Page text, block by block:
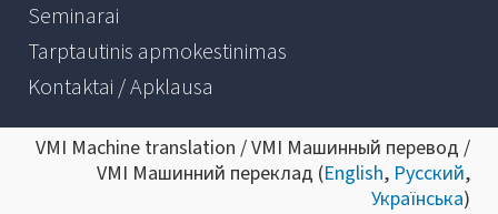
Seminarai
Tarptautinis apmokestinimas
Kontaktai / Apklausa
VMI Machine translation / VMI Машинный перевод /
VMI Машинний переклад (English, Русский,
Українська)